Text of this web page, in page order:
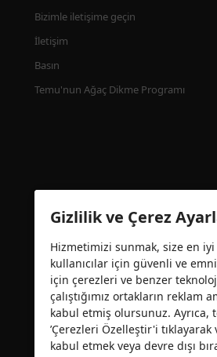
Bizimle iletişime geçin
İletişim
Basın
Temu'nun Ağaç Dikme Programı
Güvenlik sertifikası
Gizlilik ve Çerez
Hizmetimizi sunmak, size en
kullanıcılar için güvenli ve
için çerezleri ve benzer
çalıştığımız ortakların reklam
kabul etmiş olursunuz. Ayrıca,
’Çerezleri Özelleştir'i
kabul etmek veya devre dışı